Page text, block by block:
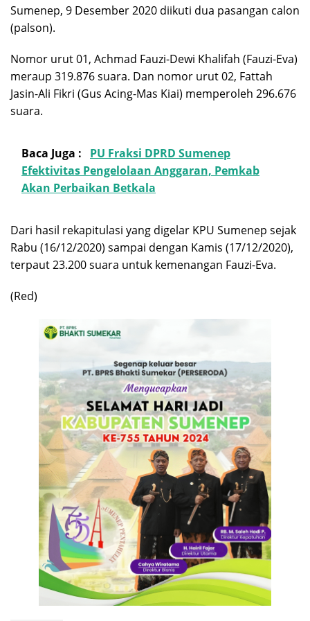
Sumenep, 9 Desember 2020 diikuti dua pasangan calon
(palson).
Nomor urut 01, Achmad Fauzi-Dewi Khalifah (Fauzi-Eva)
meraup 319.876 suara. Dan nomor urut 02, Fattah
Jasin-Ali Fikri (Gus Acing-Mas Kiai) memperoleh 296.676
suara.
Baca Juga :
PU Fraksi DPRD Sumenep
Efektivitas Pengelolaan Anggaran, Pemkab
Akan Perbaikan Betkala
Dari hasil rekapitulasi yang digelar KPU Sumenep sejak
Rabu (16/12/2020) sampai dengan Kamis (17/12/2020),
terpaut 23.200 suara untuk kemenangan Fauzi-Eva.
(Red)